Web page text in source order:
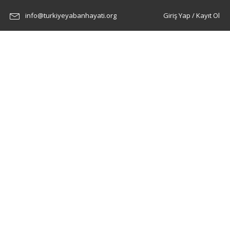
info@turkiyeyabanhayati.org Giriş Yap / Kayıt Ol